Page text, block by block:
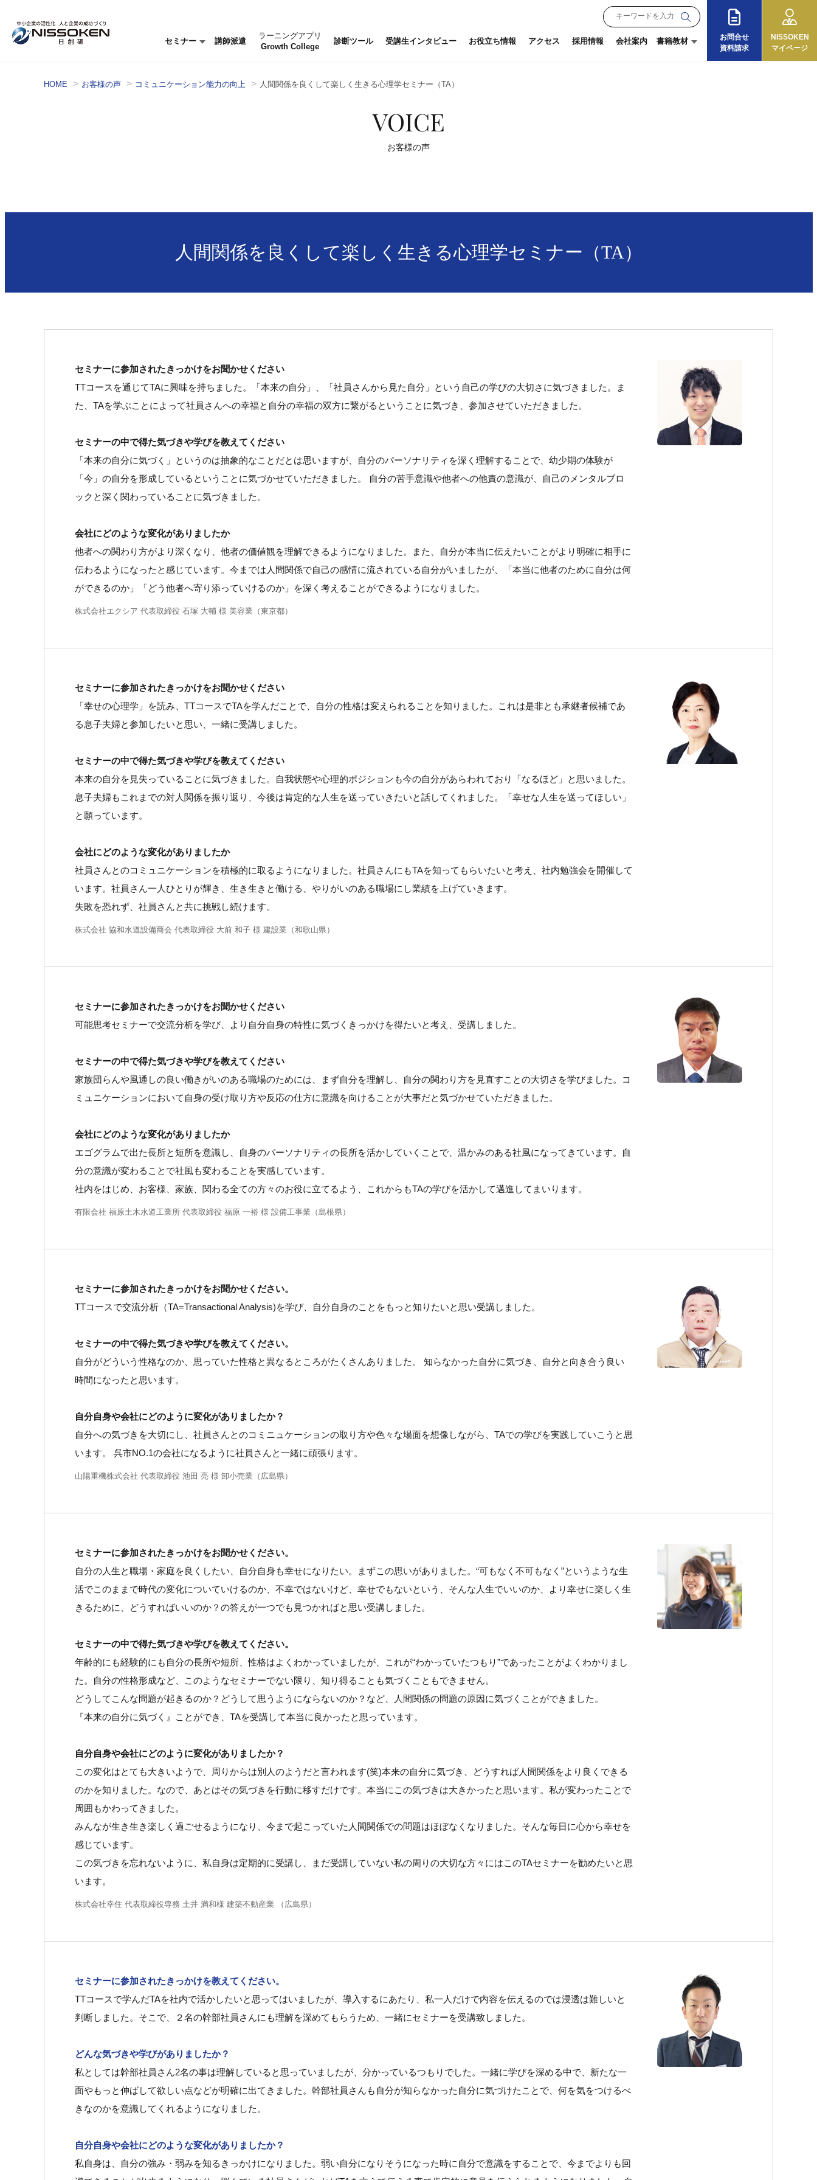
セミナー 講師派遣
ラーニングアプリ
Growth College
診断ツール 受講生インタビュー お役立ち情報 アクセス 採用情報 会社案内 書籍教材
月刊『理念と経営』
オンラインショップ
お問合せ
資料請求
NISSOKEN
マイページ
VOICE
お客様の声
HOME お客様の声 コミュニケーション能力の向上 人間関係を良くして楽しく生きる心理学セミナー（TA）
人間関係を良くして楽しく生きる心理学セミナー（TA）
セミナーに参加されたきっかけをお聞かせください
TTコースを通じてTAに興味を持ちました。「本来の自分」、「社員さんから見た自分」という自己の学びの大切さに気づきました。ま
た、TAを学ぶことによって社員さんへの幸福と自分の幸福の双方に繋がるということに気づき、参加させていただきました。
セミナーの中で得た気づきや学びを教えてください
「本来の自分に気づく」というのは抽象的なことだとは思いますが、自分のパーソナリティを深く理解することで、幼少期の体験が
「今」の自分を形成しているということに気づかせていただきました。 自分の苦手意識や他者への他責の意識が、自己のメンタルブロ
ックと深く関わっていることに気づきました。
会社にどのような変化がありましたか
他者への関わり方がより深くなり、他者の価値観を理解できるようになりました。また、自分が本当に伝えたいことがより明確に相手に
伝わるようになったと感じています。今までは人間関係で自己の感情に流されている自分がいましたが、「本当に他者のために自分は何
ができるのか」「どう他者へ寄り添っていけるのか」を深く考えることができるようになりました。
株式会社エクシア 代表取締役 石塚 大輔 様 美容業（東京都）
セミナーに参加されたきっかけをお聞かせください
「幸せの心理学」を読み、TTコースでTAを学んだことで、自分の性格は変えられることを知りました。これは是非とも承継者候補であ
る息子夫婦と参加したいと思い、一緒に受講しました。
セミナーの中で得た気づきや学びを教えてください
本来の自分を見失っていることに気づきました。自我状態や心理的ポジションも今の自分があらわれており「なるほど」と思いました。
息子夫婦もこれまでの対人関係を振り返り、今後は肯定的な人生を送っていきたいと話してくれました。「幸せな人生を送ってほしい」
と願っています。
会社にどのような変化がありましたか
社員さんとのコミュニケーションを積極的に取るようになりました。社員さんにもTAを知ってもらいたいと考え、社内勉強会を開催して
います。社員さん一人ひとりが輝き、生き生きと働ける、やりがいのある職場にし業績を上げていきます。
失敗を恐れず、社員さんと共に挑戦し続けます。
株式会社 協和水道設備商会 代表取締役 大前 和子 様 建設業（和歌山県）
セミナーに参加されたきっかけをお聞かせください
可能思考セミナーで交流分析を学び、より自分自身の特性に気づくきっかけを得たいと考え、受講しました。
セミナーの中で得た気づきや学びを教えてください
家族団らんや風通しの良い働きがいのある職場のためには、まず自分を理解し、自分の関わり方を見直すことの大切さを学びました。コ
ミュニケーションにおいて自身の受け取り方や反応の仕方に意識を向けることが大事だと気づかせていただきました。
会社にどのような変化がありましたか
エゴグラムで出た長所と短所を意識し、自身のパーソナリティの長所を活かしていくことで、温かみのある社風になってきています。自
分の意識が変わることで社風も変わることを実感しています。
社内をはじめ、お客様、家族、関わる全ての方々のお役に立てるよう、これからもTAの学びを活かして邁進してまいります。
有限会社 福原土木水道工業所 代表取締役 福原 一裕 様 設備工事業（島根県）
セミナーに参加されたきっかけをお聞かせください。
TTコースで交流分析（TA=Transactional Analysis)を学び、自分自身のことをもっと知りたいと思い受講しました。
セミナーの中で得た気づきや学びを教えてください。
自分がどういう性格なのか、思っていた性格と異なるところがたくさんありました。 知らなかった自分に気づき、自分と向き合う良い
時間になったと思います。
自分自身や会社にどのように変化がありましたか？
自分への気づきを大切にし、社員さんとのコミニュケーションの取り方や色々な場面を想像しながら、TAでの学びを実践していこうと思
います。 呉市NO.1の会社になるように社員さんと一緒に頑張ります。
山陽重機株式会社 代表取締役 池田 亮 様 卸小売業（広島県）
セミナーに参加されたきっかけをお聞かせください。
自分の人生と職場・家庭を良くしたい、自分自身も幸せになりたい。まずこの思いがありました。“可もなく不可もなく”というような生
活でこのままで時代の変化についていけるのか、不幸ではないけど、幸せでもないという、そんな人生でいいのか、より幸せに楽しく生
きるために、どうすればいいのか？の答えが一つでも見つかればと思い受講しました。
セミナーの中で得た気づきや学びを教えてください。
年齢的にも経験的にも自分の長所や短所、性格はよくわかっていましたが、これが“わかっていたつもり”であったことがよくわかりまし
た。自分の性格形成など、このようなセミナーでない限り、知り得ることも気づくこともできません。
どうしてこんな問題が起きるのか？どうして思うようにならないのか？など、人間関係の問題の原因に気づくことができました。
『本来の自分に気づく』ことができ、TAを受講して本当に良かったと思っています。
自分自身や会社にどのように変化がありましたか？
この変化はとても大きいようで、周りからは別人のようだと言われます(笑)本来の自分に気づき、どうすれば人間関係をより良くできる
のかを知りました。なので、あとはその気づきを行動に移すだけです。本当にこの気づきは大きかったと思います。私が変わったことで
周囲もかわってきました。
みんなが生き生き楽しく過ごせるようになり、今まで起こっていた人間関係での問題はほぼなくなりました。そんな毎日に心から幸せを
感じています。
この気づきを忘れないように、私自身は定期的に受講し、まだ受講していない私の周りの大切な方々にはこのTAセミナーを勧めたいと思
います。
株式会社幸住 代表取締役専務 土井 満和様 建築不動産業 （広島県）
セミナーに参加されたきっかけを教えてください。
TTコースで学んだTAを社内で活かしたいと思ってはいましたが、導入するにあたり、私一人だけで内容を伝えるのでは浸透は難しいと
判断しました。そこで、２名の幹部社員さんにも理解を深めてもらうため、一緒にセミナーを受講致しました。
どんな気づきや学びがありましたか？
私としては幹部社員さん2名の事は理解していると思っていましたが、分かっているつもりでした。一緒に学びを深める中で、新たな一
面やもっと伸ばして欲しい点などが明確に出てきました。幹部社員さんも自分が知らなかった自分に気づけたことで、何を気をつけるべ
きなのかを意識してくれるようになりました。
自分自身や会社にどのような変化がありましたか？
私自身は、自分の強み・弱みを知るきっかけになりました。弱い自分になりそうになった時に自分で意識をすることで、今までよりも回